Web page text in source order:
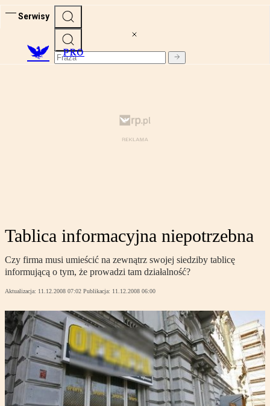
Serwisy
PRO
Tablica informacyjna niepotrzebna
Czy firma musi umieścić na zewnątrz swojej siedziby tablicę
informującą o tym, że prowadzi tam działalność?
Aktualizacja: 11.12.2008 07:02 Publikacja: 11.12.2008 06:00